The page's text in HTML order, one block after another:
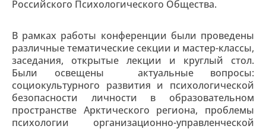
Российского Психологического Общества.
В рамках работы конференции были проведены
различные тематические секции и мастер-классы,
заседания, открытые лекции и круглый стол.
Были освещены актуальные вопросы:
социокультурного развития и психологической
безопасности личности в образовательном
пространстве Арктического региона, проблемы
психологии организационно-управленческой